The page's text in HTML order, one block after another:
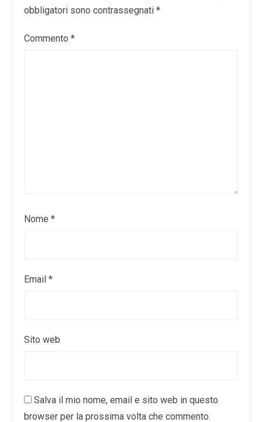
obbligatori sono contrassegnati *
Commento *
Nome *
Email *
Sito web
Salva il mio nome, email e sito web in questo
browser per la prossima volta che commento.